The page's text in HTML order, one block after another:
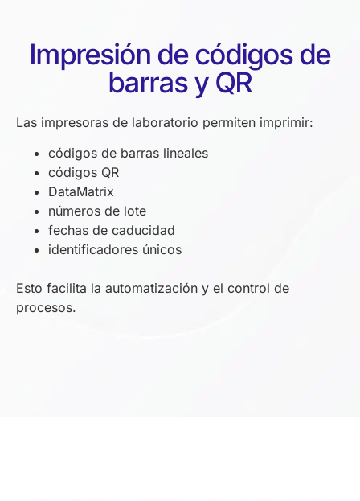
Impresión de códigos de
barras y QR
Las impresoras de laboratorio permiten imprimir:
códigos de barras lineales
códigos QR
DataMatrix
números de lote
fechas de caducidad
identificadores únicos
Esto facilita la automatización y el control de
procesos.